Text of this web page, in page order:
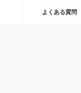
よくある質問